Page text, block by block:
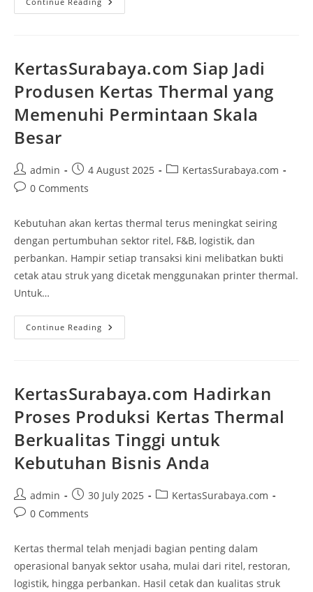
KertasSurabaya.com Siap Jadi
Produsen Kertas Thermal yang
Memenuhi Permintaan Skala
Besar
admin 4 August 2025
KertasSurabaya.com
0 Comments
Kebutuhan akan kertas thermal terus meningkat seiring
dengan pertumbuhan sektor ritel, F&B, logistik, dan
perbankan. Hampir setiap transaksi kini melibatkan bukti
cetak atau struk yang dicetak menggunakan printer thermal.
Untuk…
Continue Reading
KertasSurabaya.com Hadirkan
Proses Produksi Kertas Thermal
Berkualitas Tinggi untuk
Kebutuhan Bisnis Anda
admin 30 July 2025
KertasSurabaya.com
0 Comments
Kertas thermal telah menjadi bagian penting dalam
operasional banyak sektor usaha, mulai dari ritel, restoran,
logistik, hingga perbankan. Hasil cetak dan kualitas struk